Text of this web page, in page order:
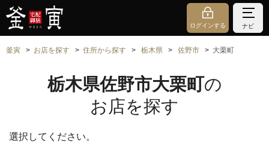
ログインする ナビ
釜寅 お店を探す 住所から探す 栃木県 佐野市 大栗町
栃木県佐野市大栗町の
お店を探す
選択してください。